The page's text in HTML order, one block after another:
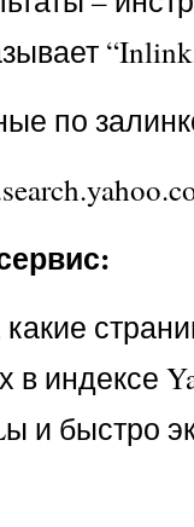
по
индексе
и быстро